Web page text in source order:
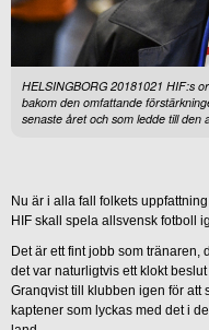
HELSINGBORG 20181021 HIF:s
bakom den omfattande
senaste året och som ledde till den
Nu är i alla fall folkets
HIF skall spela allsvensk fotboll
Det är ett fint jobb som
det var naturligtvis ett klokt
Granqvist till klubben igen för att
kaptener som lyckas med det i